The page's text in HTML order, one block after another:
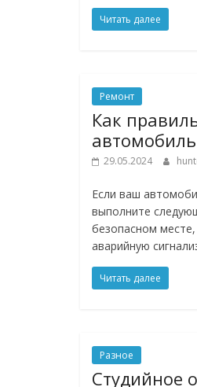
Читать далее
Ремонт
Как
автомобиль
29.05.2024
Если ваш
выполните
безопасном
аварийную
Читать далее
Разное
Студийное